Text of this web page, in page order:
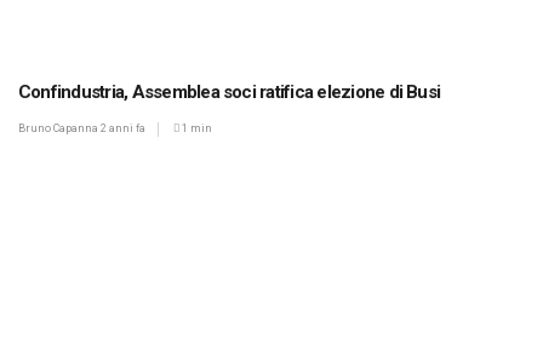
Confindustria, Assemblea soci ratifica elezione di Busi
Bruno Capanna 2 anni fa 1 min